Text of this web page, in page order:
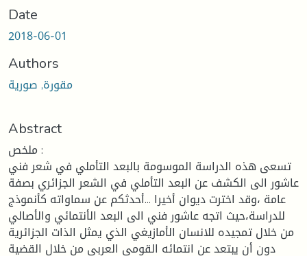
Date
2018-06-01
Authors
مقورة, صورية
Abstract
ملخص :
تسعى هذه الدراسة الموسومة بالبعد التأملي في شعر فني
عاشور الى الكشف عن البعد التأملي في الشعر الجزائري بصفة
عامة ،وقد اخترت ديوان أخيرا ...أحدثكم عن سماواته كأنموذج
للدراسة،حيث اتجه عاشور فني الى البعد الأنتمائي والأصالي
من خلال تمجيده للانسان الأمازيغي الذي يمثل الذات الجزائرية
دون أن يبتعد عن انتمائه القومي العربي من خلال القضية